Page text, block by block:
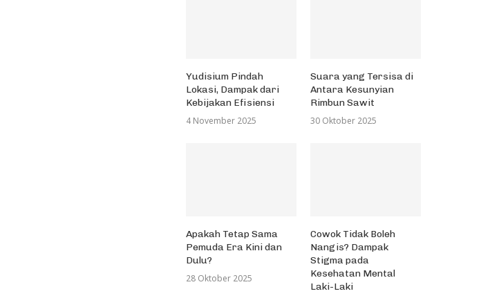
Yudisium Pindah
Lokasi, Dampak dari
Kebijakan Efisiensi
4 November 2025
Suara yang Tersisa di
Antara Kesunyian
Rimbun Sawit
30 Oktober 2025
Apakah Tetap Sama
Pemuda Era Kini dan
Dulu?
28 Oktober 2025
Cowok Tidak Boleh
Nangis? Dampak
Stigma pada
Kesehatan Mental
Laki-Laki